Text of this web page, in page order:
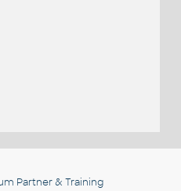
Partner & Training